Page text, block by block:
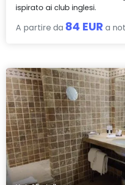
ispirato ai club inglesi.
A partire da 84 EUR a